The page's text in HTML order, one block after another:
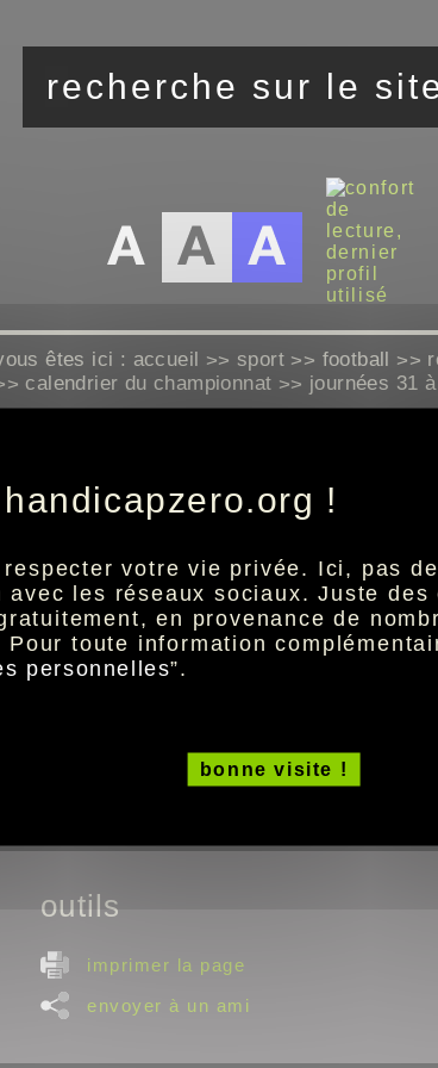
êtes ici : accueil >> sport >> football >>
calendrier du championnat >> journées 31
En Avant de Guingamp vs Nîmes
LOSC Lille vs Angers SCO
Olympique Lyonnais vs Stade Malherbe
AS Monaco vs Amiens SC
Montpellier Hérault SC vs FC Nantes
• RC Strasbourg Alsace vs Stade Rennais
• Toulouse FC vs Olympique de Marseille
outils
imprimer la page
envoyer à un ami
!
votre vie privée. Ici, pas
les réseaux sociaux. Juste des
en provenance de
toute information
personnelles”.
bonne visite !